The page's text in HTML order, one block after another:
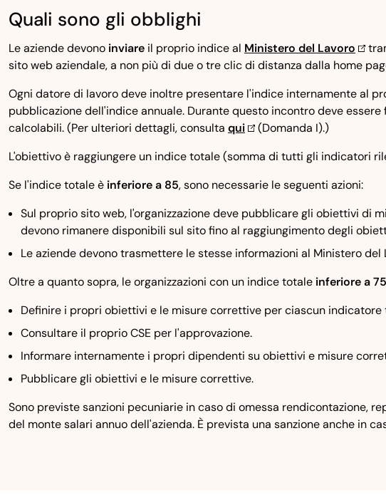
Quali sono gli obblighi
Le aziende devono inviare il proprio indice al Ministero del Lavoro
sito web aziendale, a non più di due o tre clic di distanza dalla home
Ogni datore di lavoro deve inoltre presentare l'indice internamente al
pubblicazione dell'indice annuale. Durante questo incontro deve
calcolabili. (Per ulteriori dettagli, consulta qui
(Domanda I).)
L'obiettivo è raggiungere un indice totale (somma di tutti gli indicatori
Se l'indice totale è inferiore a 85, sono necessarie le seguenti azioni:
Sul proprio sito web, l'organizzazione deve pubblicare gli obiettivi di
devono rimanere disponibili sul sito fino al raggiungimento degli
Le aziende devono trasmettere le stesse informazioni al Ministero
Oltre a quanto sopra, le organizzazioni con un indice totale inferiore a 75
Definire i propri obiettivi e le misure correttive per ciascun
Consultare il proprio CSE per l'approvazione.
Informare internamente i propri dipendenti su obiettivi e misure
Pubblicare gli obiettivi e le misure correttive.
Sono previste sanzioni pecuniarie in caso di omessa rendicontazione,
del monte salari annuo dell'azienda. È prevista una sanzione anche in